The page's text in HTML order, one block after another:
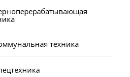
техника